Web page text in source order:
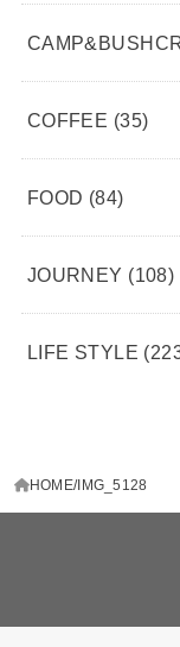
COFFEE (35)
FOOD (84)
JOURNEY (108)
LIFE STYLE
HOME IMG_5128